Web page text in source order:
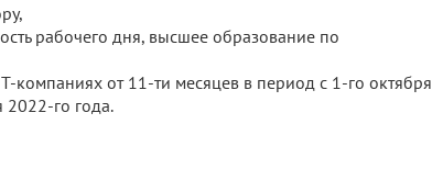
рабочего дня, высшее образование по
компаниях от 11-ти месяцев в период с 1-го октября
2022-го года.